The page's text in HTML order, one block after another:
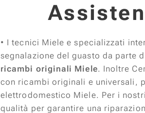
• I tecnici Miele e specializzati
segnalazione del guasto da parte
ricambi originali Miele. Inoltre
con ricambi originali e universali,
elettrodomestico Miele. Per i
qualità per garantire una